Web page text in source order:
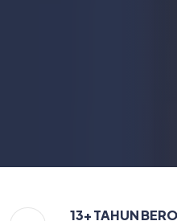
13+ TAHUN